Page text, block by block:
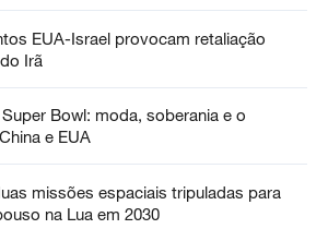
EUA-Israel provocam retaliação
Irã
Bowl: moda, soberania e o
e EUA
missões espaciais tripuladas para
na Lua em 2030